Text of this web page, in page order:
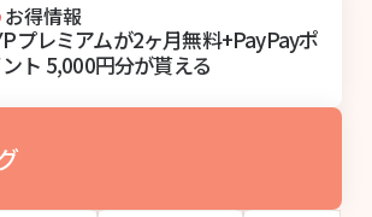
お得情報
プレミアムが2ヶ月無料+PayPayポ
ト 5,000円分が貰える